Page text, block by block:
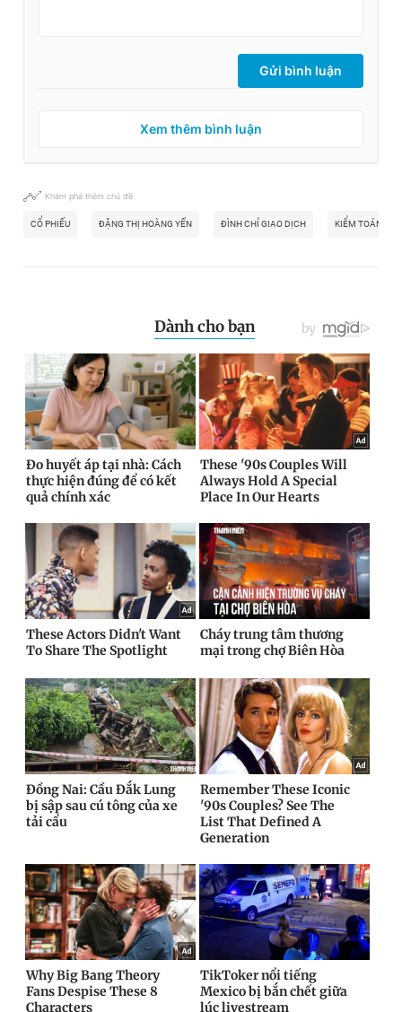
Gửi bình luận
Xem thêm bình luận
Khám phá thêm chủ đề
CỔ PHIẾU ĐẶNG THỊ HOÀNG YẾN ĐÌNH CHỈ GIAO DỊCH KIỂM TOÁN